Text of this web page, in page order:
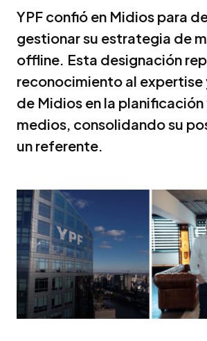
YPF confió en Midios para
gestionar su estrategia de
offline. Esta designación
reconocimiento al
de Midios en la
medios, consolidando su
un referente.